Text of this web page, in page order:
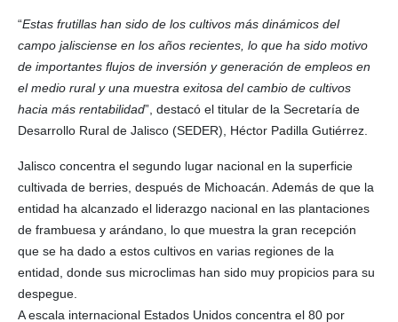
“Estas frutillas han sido de los cultivos más dinámicos del
campo jalisciense en los años recientes, lo que ha sido motivo
de importantes flujos de inversión y generación de empleos en
el medio rural y una muestra exitosa del cambio de cultivos
hacia más rentabilidad”, destacó el titular de la Secretaría de
Desarrollo Rural de Jalisco (SEDER), Héctor Padilla Gutiérrez.
Jalisco concentra el segundo lugar nacional en la superficie
cultivada de berries, después de Michoacán. Además de que la
entidad ha alcanzado el liderazgo nacional en las plantaciones
de frambuesa y arándano, lo que muestra la gran recepción
que se ha dado a estos cultivos en varias regiones de la
entidad, donde sus microclimas han sido muy propicios para su
despegue.
A escala internacional Estados Unidos concentra el 80 por